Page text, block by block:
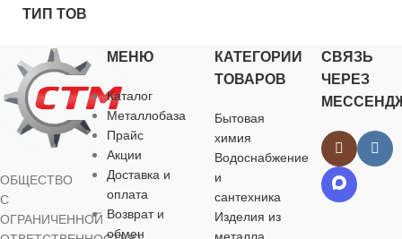
ТИП ТОВАРА
леска для триммера
НАЗНАЧЕНИЕ
для хозяйственно-
бытовых нужд
ЦВЕТ
для хозяйственно-
ЦВЕТ белый
МАТЕРИАЛ
полипропилен
ОБЩЕСТВО
С
ОГРАНИЧЕННОЙ
МЕНЮ
Каталог
Металлобаза
Прайс
Акции
Доставка и
оплата
Возврат и
обмен
КАТЕГОРИИ
ТОВАРОВ
Бытовая
химия
Водоснабжение
и
сантехника
Изделия из
СВЯЗЬ
ЧЕРЕЗ